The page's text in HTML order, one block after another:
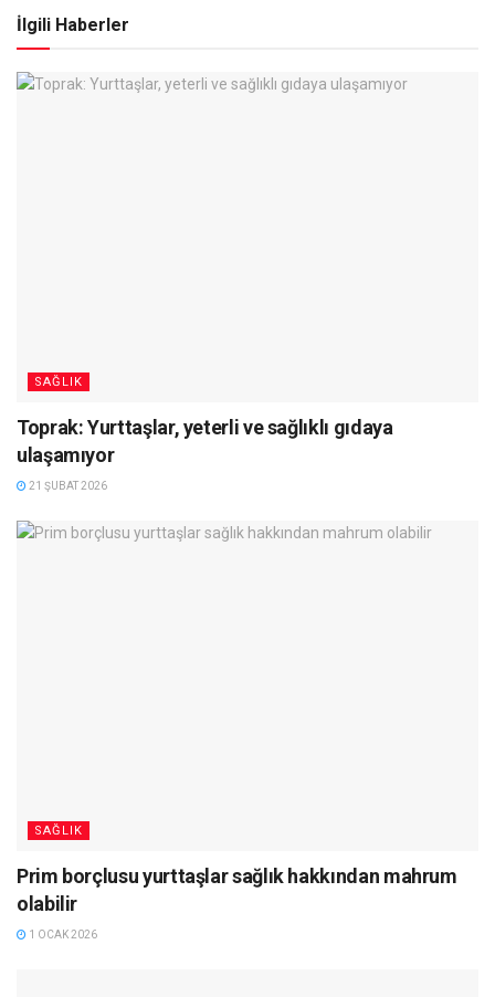
İlgili Haberler
SAĞLIK
Toprak: Yurttaşlar, yeterli ve sağlıklı gıdaya
ulaşamıyor
21 ŞUBAT 2026
SAĞLIK
Prim borçlusu yurttaşlar sağlık hakkından mahrum
olabilir
1 OCAK 2026